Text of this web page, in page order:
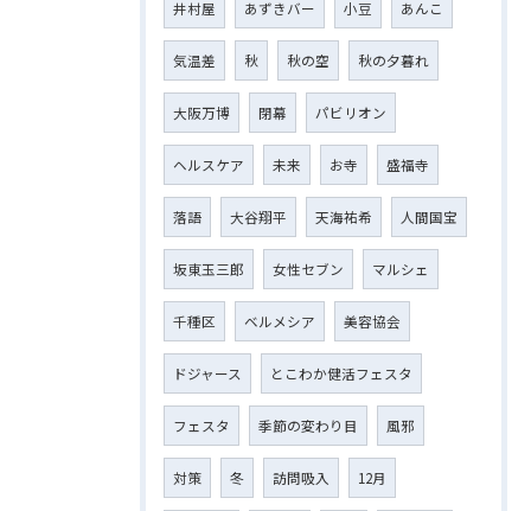
井村屋 あずきバー 小豆 あんこ
気温差 秋 秋の空 秋の夕暮れ
大阪万博 閉幕 パビリオン
ヘルスケア 未来 お寺 盛福寺
落語 大谷翔平 天海祐希 人間国宝
坂東玉三郎 女性セブン マルシェ
千種区 ベルメシア 美容協会
ドジャース とこわか健活フェスタ
フェスタ 季節の変わり目 風邪
対策 冬 訪問吸入 12月